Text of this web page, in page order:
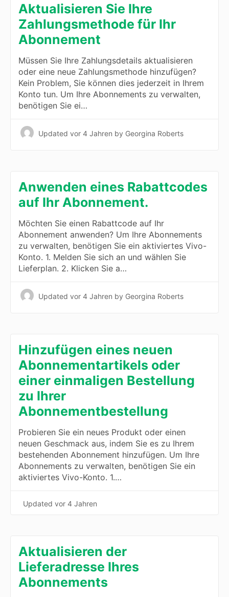
Aktualisieren Sie Ihre
Zahlungsmethode für Ihr
Abonnement
Müssen Sie Ihre Zahlungsdetails aktualisieren
oder eine neue Zahlungsmethode hinzufügen?
Kein Problem, Sie können dies jederzeit in Ihrem
Konto tun. Um Ihre Abonnements zu verwalten,
benötigen Sie ei…
Updated vor 4 Jahren by Georgina Roberts
Anwenden eines Rabattcodes
auf Ihr Abonnement.
Möchten Sie einen Rabattcode auf Ihr
Abonnement anwenden? Um Ihre Abonnements
zu verwalten, benötigen Sie ein aktiviertes Vivo-
Konto. 1. Melden Sie sich an und wählen Sie
Lieferplan. 2. Klicken Sie a…
Updated vor 4 Jahren by Georgina Roberts
Hinzufügen eines neuen
Abonnementartikels oder
einer einmaligen Bestellung
zu Ihrer
Abonnementbestellung
Probieren Sie ein neues Produkt oder einen
neuen Geschmack aus, indem Sie es zu Ihrem
bestehenden Abonnement hinzufügen. Um Ihre
Abonnements zu verwalten, benötigen Sie ein
aktiviertes Vivo-Konto. 1.…
Updated vor 4 Jahren
Aktualisieren der
Lieferadresse Ihres
Abonnements